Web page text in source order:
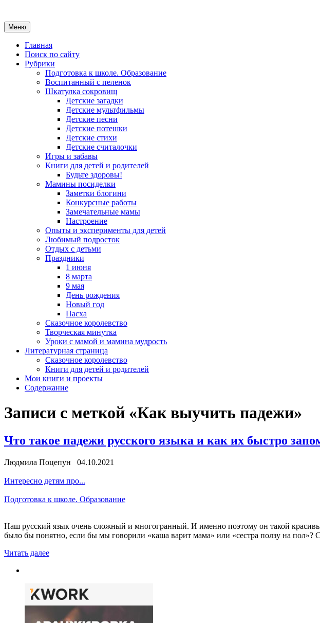
Меню
Главная
Поиск по сайту
Рубрики
Подготовка к школе. Образование
Воспитанный с пеленок
Шкатулка сокровищ
Детские загадки
Детские мультфильмы
Детские песни
Детские потешки
Детские стихи
Детские считалочки
Игры и забавы
Книги для детей и родителей
Будьте здоровы!
Мамины посиделки
Заметки блогини
Конкурсные работы
Замечательные мамы
Настроение
Опыты и эксперименты для детей
Любимый подросток
Отдых с детьми
Праздники
1 июня
8 марта
9 мая
День рождения
Новый год
Пасха
Сказочное королевство
Творческая минутка
Уроки с мамой и мамина мудрость
Литературная страница
Сказочное королевство
Книги для детей и родителей
Мои книги и проекты
Содержание
Записи с меткой «Как выучить падежи»
Что такое падежи русского языка и как их быстро
Людмила Поцепун 04.10.2021
Интересно детям про...
Подготовка к школе. Образование
Наш русский язык очень сложный и многогранный. И именно поэтому он такой
было бы понятно, если бы мы говорили «каша варит мама» или «сестра ползу на пол»?
Читать далее